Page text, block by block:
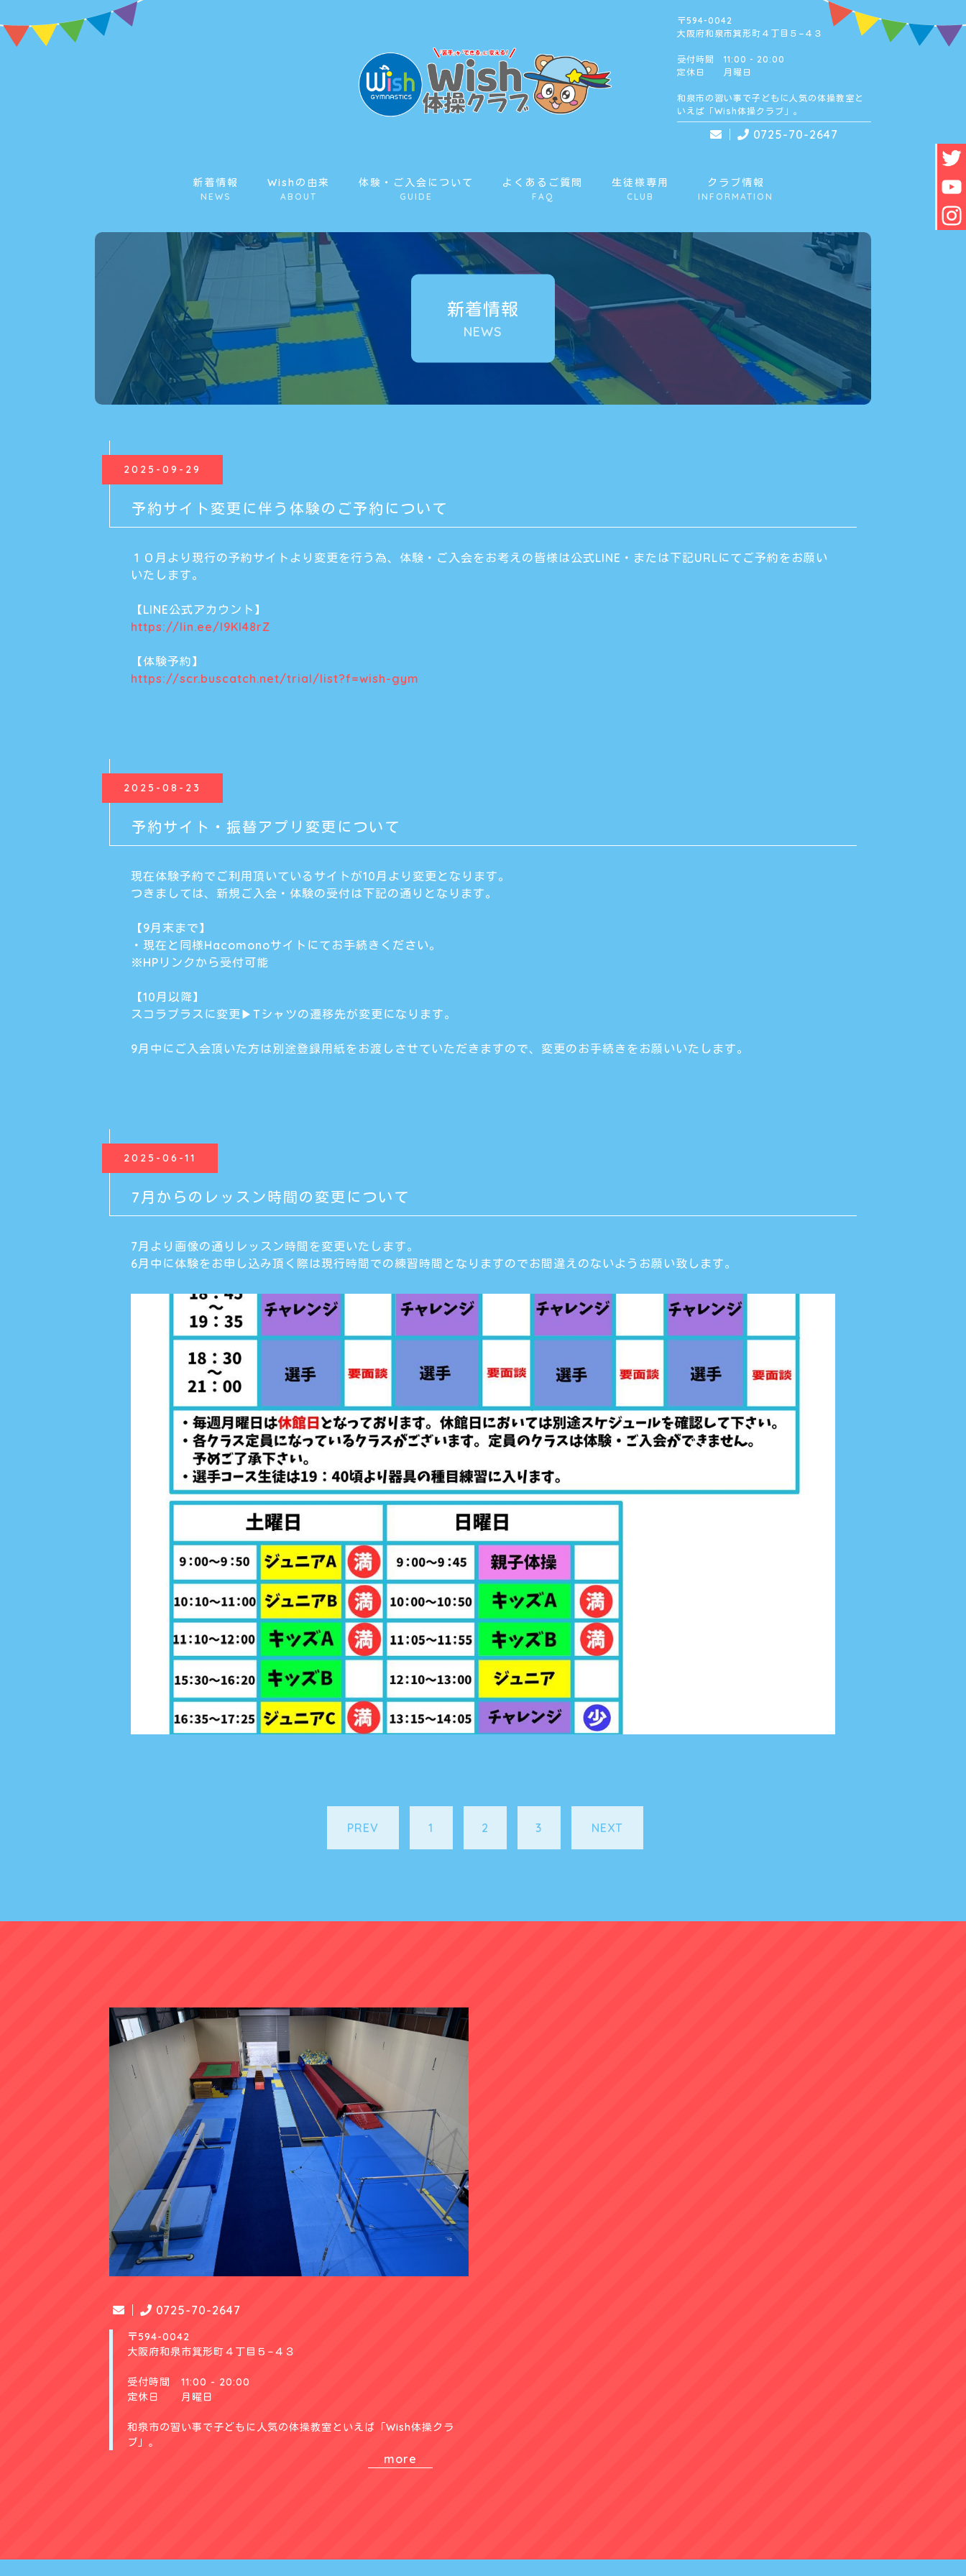
〒594-0042
大阪府和泉市箕形町４丁目５−４３
受付時間 11:00 - 20:00
定休日 月曜日
和泉市の習い事で子どもに人気の体操教室と
いえば「Wish体操クラブ」。
0725-70-2647
新着情報
NEWS
Wishの由来
ABOUT
体験・ご入会について
GUIDE
よくあるご質問
FAQ
生徒様専用
CLUB
クラブ情報
INFORMATION
新着情報
NEWS
2025-09-29
予約サイト変更に伴う体験のご予約について
１０月より現行の予約サイトより変更を行う為、体験・ご入会をお考えの皆様は公式LINE・または下記URLにてご予約をお願い
いたします。
【LINE公式アカウント】
https://lin.ee/l9Kl48rZ
【体験予約】
https://scr.buscatch.net/trial/list?f=wish-gym
2025-08-23
予約サイト・振替アプリ変更について
現在体験予約でご利用頂いているサイトが10月より変更となります。
つきましては、新規ご入会・体験の受付は下記の通りとなります。
【9月末まで】
・現在と同様Hacomonoサイトにてお手続きください。
※HPリンクから受付可能
【10月以降】
スコラプラスに変更▶︎Tシャツの遷移先が変更になります。
9月中にご入会頂いた方は別途登録用紙をお渡しさせていただきますので、変更のお手続きをお願いいたします。
2025-06-11
7月からのレッスン時間の変更について
7月より画像の通りレッスン時間を変更いたします。
6月中に体験をお申し込み頂く際は現行時間での練習時間となりますのでお間違えのないようお願い致します。
PREV 1 2 3 NEXT
0725-70-2647
〒594-0042
大阪府和泉市箕形町４丁目５−４３
受付時間 11:00 - 20:00
定休日 月曜日
和泉市の習い事で子どもに人気の体操教室といえば「Wish体操クラ
ブ」。
more